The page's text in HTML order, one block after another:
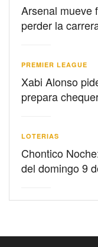
Arsenal mueve
perder la
PREMIER LEAGUE
Xabi Alonso
prepara
LOTERIAS
Chontico
del domingo 9